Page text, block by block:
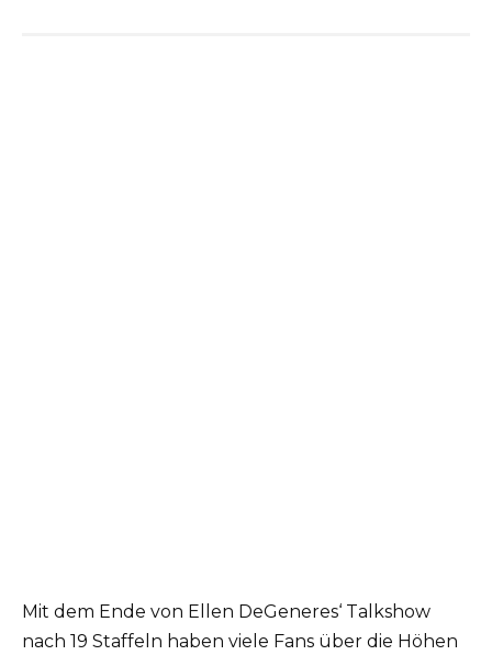
Mit dem Ende von Ellen DeGeneres‘ Talkshow
nach 19 Staffeln haben viele Fans über die Höhen